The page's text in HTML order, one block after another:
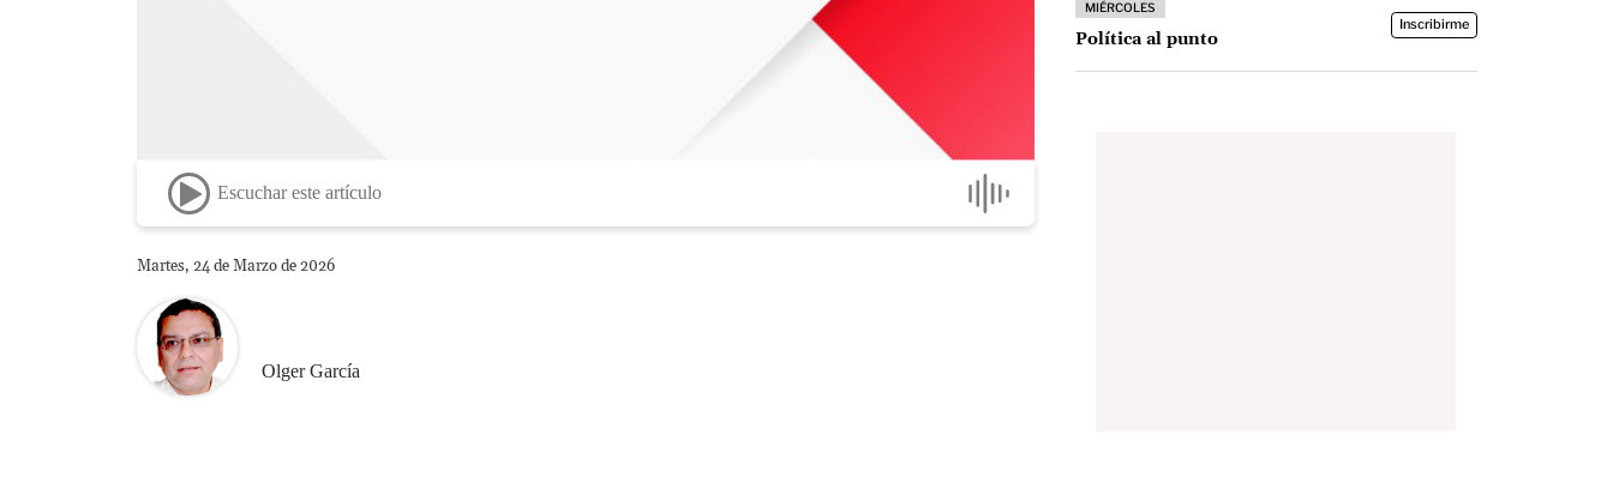
Escuchar este artículo
Martes, 24 de Marzo de 2026
Olger García
MIÉRCOLES
Política al punto
Inscribirme